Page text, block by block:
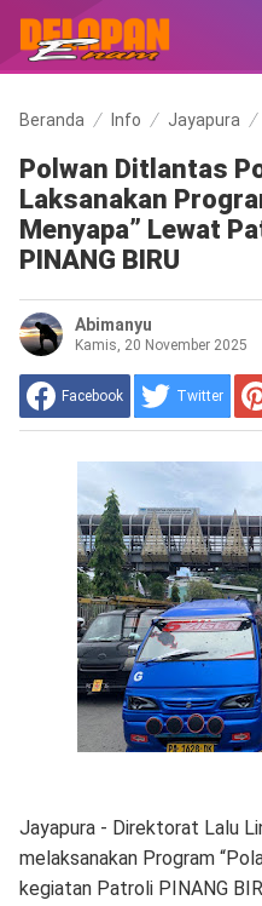
Beranda Info Jayapura
Polwan Ditlantas
Laksanakan
Menyapa” Lewat
PINANG BIRU
Abimanyu
Kamis, 20 November 2025
Facebook Twitter
Jayapura - Direktorat Lalu
melaksanakan Program
kegiatan Patroli PINANG